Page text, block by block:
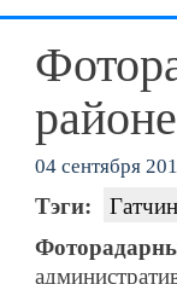
04 сентября
Тэги: